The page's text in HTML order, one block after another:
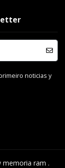
noticias y
memoria ram .